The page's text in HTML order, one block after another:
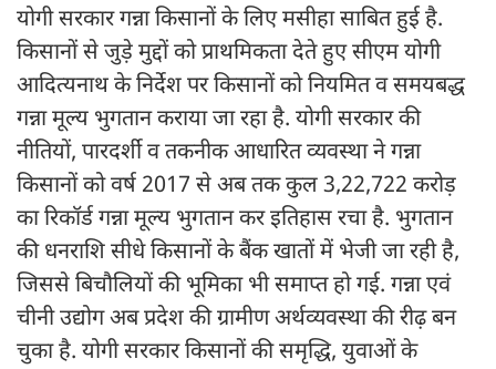
योगी सरकार गन्ना किसानों के लिए मसीहा साबित हुई है.
किसानों से जुड़े मुद्दों को प्राथमिकता देते हुए सीएम योगी
आदित्यनाथ के निर्देश पर किसानों को नियमित व समयबद्ध
गन्ना मूल्य भुगतान कराया जा रहा है. योगी सरकार की
नीतियों, पारदर्शी व तकनीक आधारित व्यवस्था ने गन्ना
किसानों को वर्ष 2017 से अब तक कुल 3,22,722 करोड़
का रिकॉर्ड गन्ना मूल्य भुगतान कर इतिहास रचा है. भुगतान
की धनराशि सीधे किसानों के बैंक खातों में भेजी जा रही है,
जिससे बिचौलियों की भूमिका भी समाप्त हो गई. गन्ना एवं
चीनी उद्योग अब प्रदेश की ग्रामीण अर्थव्यवस्था की रीढ़ बन
चुका है. योगी सरकार किसानों की समृद्धि, युवाओं के